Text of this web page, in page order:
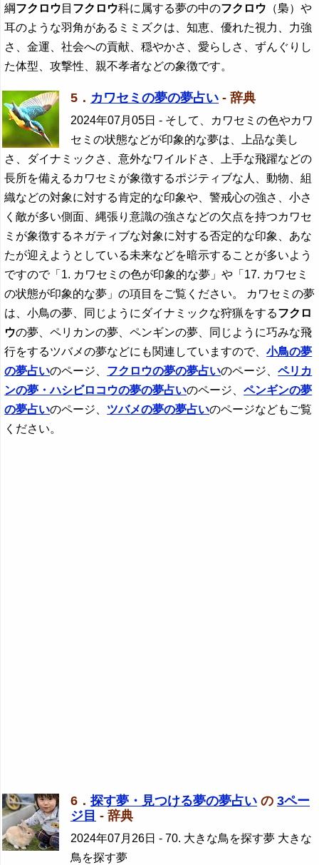
綱フクロウ 目 フクロウ科に属する夢の中のフクロウ （梟）や
耳のような羽角があるミミズクは、知恵、優れた視力、力強
さ、金運、社会への貢献、穏やかさ、愛らしさ、ずんぐりし
た体型、攻撃性、親不孝者などの象徴です。
5． カワセミの夢の夢占い - 辞典
2024年07月05日 - そして、カワセミの色やカワ
セミの状態などが印象的な夢は、上品な美し
さ、ダイナミックさ、意外なワイルドさ、上手な飛躍などの
長所を備えるカワセミが象徴するポジティブな人、動物、組
織などの対象に対する肯定的な印象や、警戒心の強さ、小さ
く敵が多い側面、縄張り意識の強さなどの欠点を持つカワセ
ミが象徴するネガティブな対象に対する否定的な印象、あな
たが迎えようとしている未来などを暗示することが多いよう
ですので「1. カワセミの色が印象的な夢」や「17. カワセミ
の状態が印象的な夢」の項目をご覧ください。 カワセミの夢
は、小鳥の夢、同じようにダイナミックな狩猟をするフクロ
ウの夢、ペリカンの夢、ペンギンの夢、同じように巧みな飛
行をするツバメの夢などにも関連していますので、小鳥の夢
の夢占いのページ、 フクロウの夢の夢占いのページ、ペリカ
ンの夢・ハシビロコウの夢の夢占いのページ、ペンギンの夢
の夢占いのページ、 ツバメの夢の夢占いのページなどもご覧
ください。
6． 探す夢・見つける夢の夢占い の 3ペー
ジ目 - 辞典
2024年07月26日 - 70. 大きな鳥を探す夢 大きな
鳥を探す夢